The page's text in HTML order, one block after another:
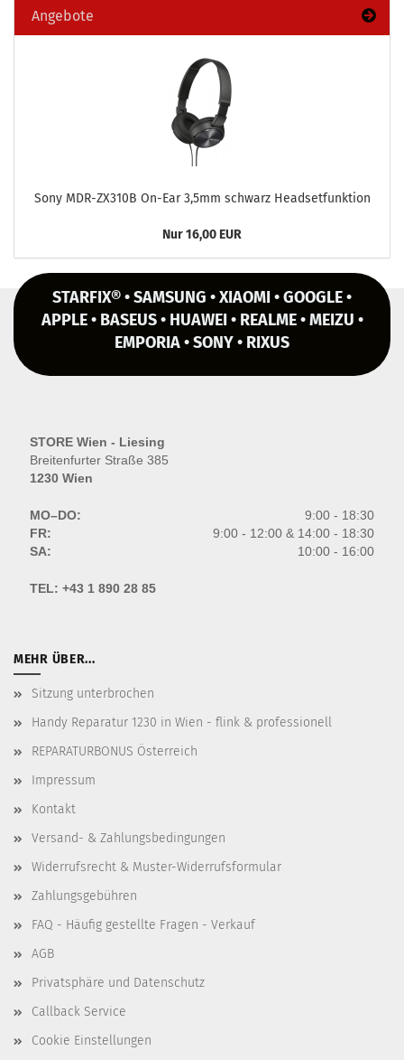
Angebote
Sony MDR-​ZX310B On-​Ear 3,5mm schwarz Head­set­funk­ti­on
Nur 16,00 EUR
STARFIX® • SAMSUNG • XIAOMI • GOOGLE •
APPLE • BASEUS • HUAWEI • REALME • MEIZU •
EMPORIA • SONY • RIXUS
STORE Wien - Liesing
Breitenfurter Straße 385
1230 Wien
MO–DO:
9:00 - 18:30
FR:
9:00 - 12:00 & 14:00 - 18:30
SA:
10:00 - 16:00
TEL: +43 1 890 28 85
MEHR ÜBER...
Sitzung unterbrochen
Handy Reparatur 1230 in Wien - flink & professionell
REPARATURBONUS Österreich
Impressum
Kontakt
Versand- & Zahlungsbedingungen
Widerrufsrecht & Muster-Widerrufsformular
Zahlungsgebühren
FAQ - Häufig gestellte Fragen - Verkauf
AGB
Privatsphäre und Datenschutz
Callback Service
Cookie Einstellungen